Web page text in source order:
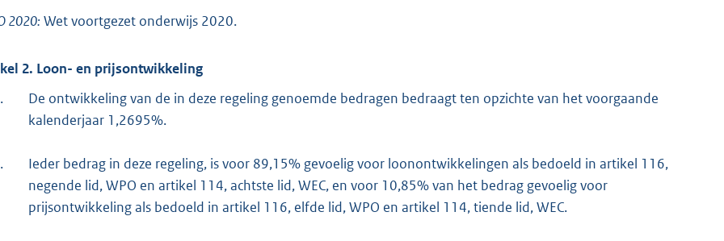
2020: Wet voortgezet onderwijs 2020.
2. Loon- en prijsontwikkeling
De ontwikkeling van de in deze regeling genoemde bedragen bedraagt ten opzichte van het voorgaande
kalenderjaar 1,2695%.
Ieder bedrag in deze regeling, is voor 89,15% gevoelig voor loonontwikkelingen als bedoeld in artikel 116,
negende lid, WPO en artikel 114, achtste lid, WEC, en voor 10,85% van het bedrag gevoelig voor
prijsontwikkeling als bedoeld in artikel 116, elfde lid, WPO en artikel 114, tiende lid, WEC.